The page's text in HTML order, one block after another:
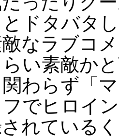
ドタバタ
なラブコ
い素敵か
わらず「
でヒロイ
れている